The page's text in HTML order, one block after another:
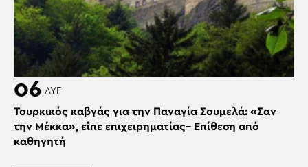
06 ΑΥΓ
Τουρκικός καβγάς για την Παναγία Σουμελά: «Σαν
την Μέκκα», είπε επιχειρηματίας– Επίθεση από
καθηγητή